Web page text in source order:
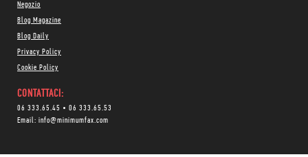
Negozio
Blog Magazine
Blog Daily
Privacy Policy
Cookie Policy
CONTATTACI:
06 333.65.45 • 06 333.65.53
Email: info@minimumfax.com